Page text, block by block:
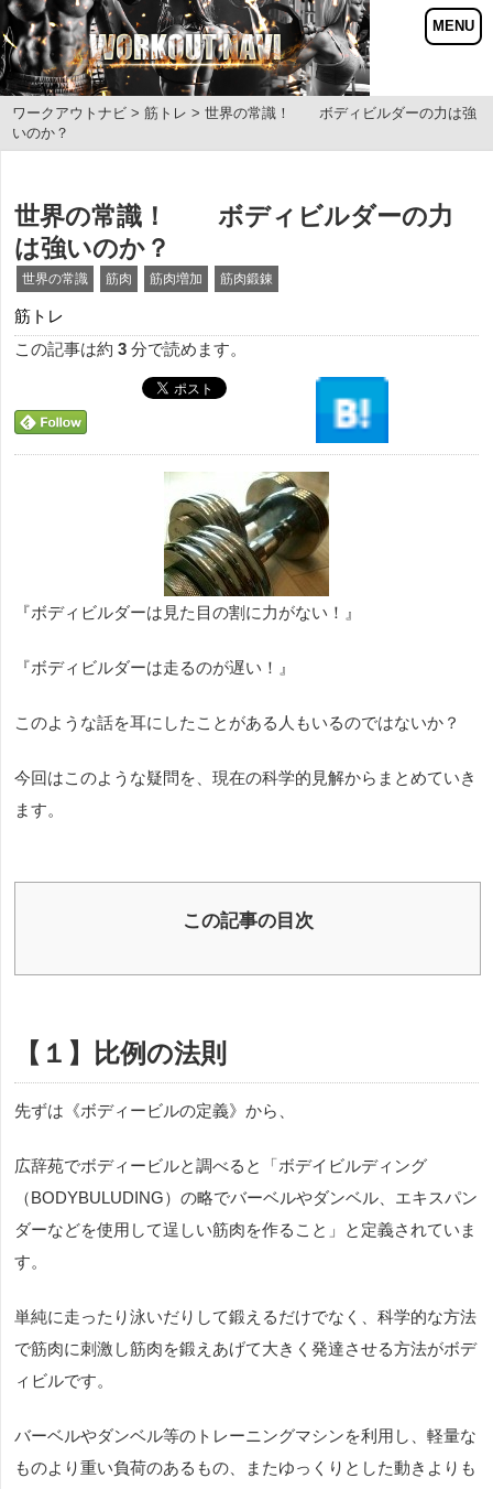
ワークアウトナビ >筋トレ > 世界の常識！ ボディビルダーの力は強
いのか？
世界の常識！ ボディビルダーの力
は強いのか？
世界の常識 筋肉 筋肉増加 筋肉鍛錬
筋トレ
この記事は約 3 分で読めます。
『ボディビルダーは見た目の割に力がない！』
『ボディビルダーは走るのが遅い！』
このような話を耳にしたことがある人もいるのではないか？
今回はこのような疑問を、現在の科学的見解からまとめていき
ます。
この記事の目次
【１】比例の法則
先ずは《ボディービルの定義》から、
広辞苑でボディービルと調べると「ボデイビルディング
（BODYBULUDING）の略でバーベルやダンベル、エキスパン
ダーなどを使用して逞しい筋肉を作ること」と定義されていま
す。
単純に走ったり泳いだりして鍛えるだけでなく、科学的な方法
で筋肉に刺激し筋肉を鍛えあげて大きく発達させる方法がボデ
ィビルです。
バーベルやダンベル等のトレーニングマシンを利用し、軽量な
ものより重い負荷のあるもの、またゆっくりとした動きよりも